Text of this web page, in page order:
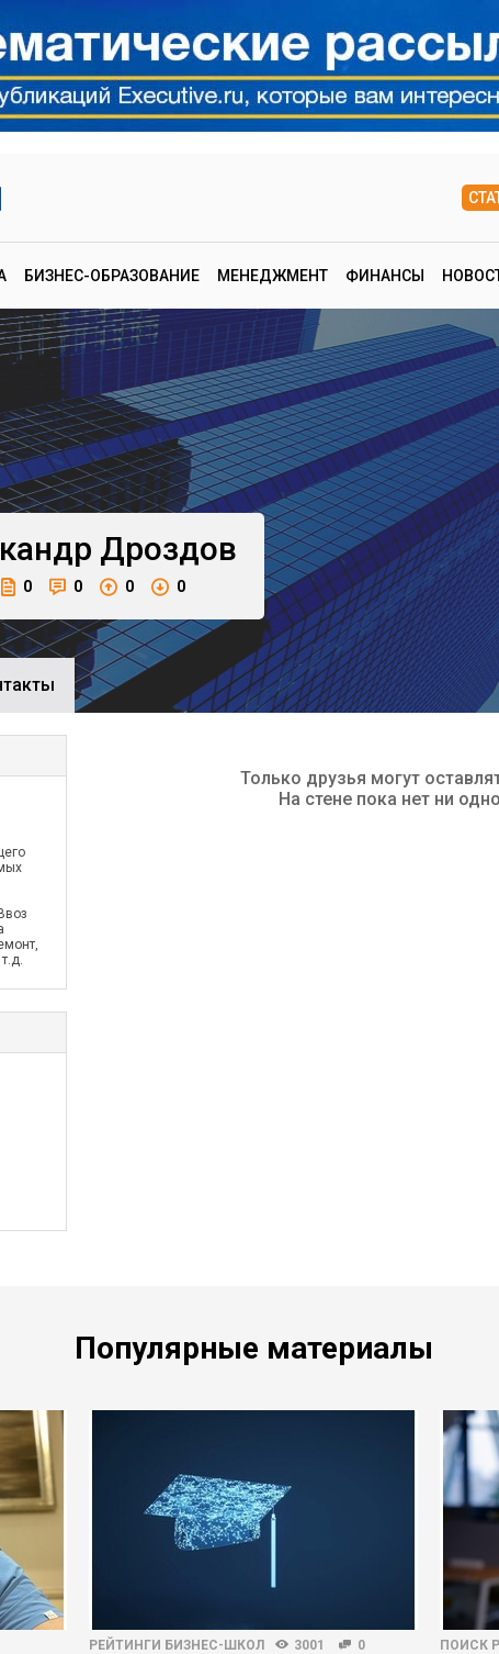
БИЗНЕС-ОБРАЗОВАНИЕ МЕНЕДЖМЕНТ ФИНАНСЫ
Дроздов
0 0 0 0
Ввоз
Только друзья могут
На стене пока нет ни
Популярные материалы
РЕЙТИНГИ БИЗНЕС-ШКОЛ 3001 0 ПОИСК